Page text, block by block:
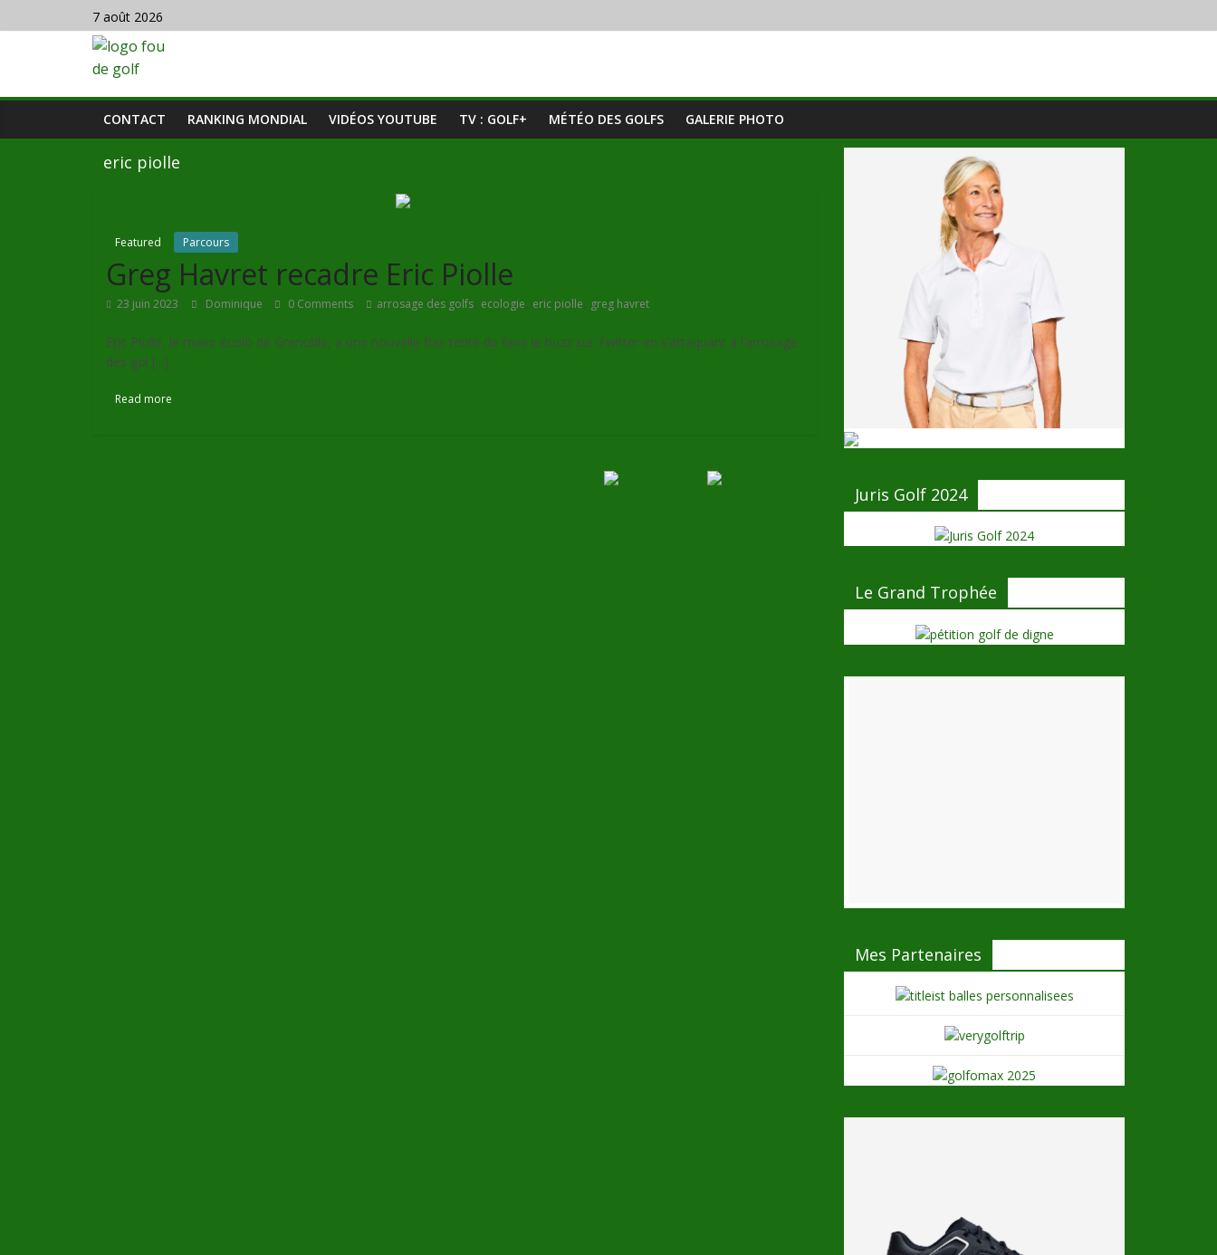
7 août 2026
CONTACT RANKING MONDIAL VIDÉOS YOUTUBE TV : GOLF+ MÉTÉO DES GOLFS GALERIE PHOTO
eric piolle
Featured Parcours
Greg Havret recadre Eric Piolle
23 juin 2023 Dominique 0 Comments arrosage des golfs, ecologie, eric piolle, greg havret
Eric Piolle, le maire écolo de Grenoble, a une nouvelle fois tenté de faire le buzz sur Twitter en s’attaquant à l’arrosage
des gol [...]
Read more
Juris Golf 2024
Le Grand Trophée
Mes Partenaires